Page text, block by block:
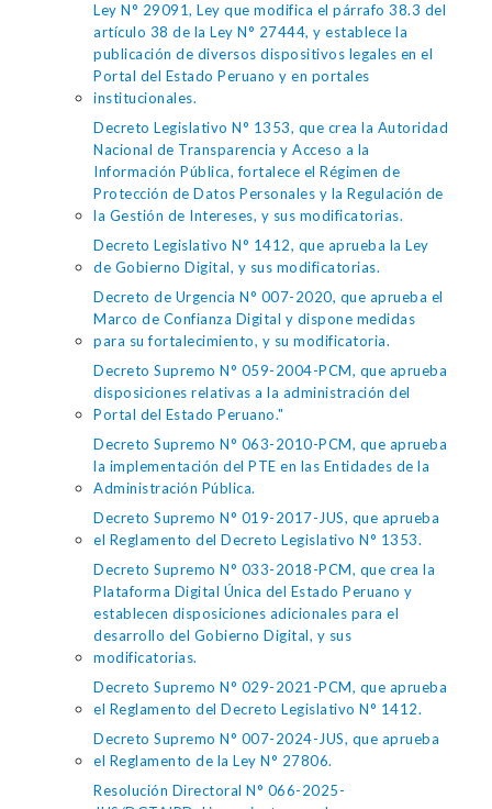
Ley N° 29091, Ley que modifica el párrafo 38.3 del
artículo 38 de la Ley N° 27444, y establece la
publicación de diversos dispositivos legales en el
Portal del Estado Peruano y en portales
institucionales.
Decreto Legislativo N° 1353, que crea la Autoridad
Nacional de Transparencia y Acceso a la
Información Pública, fortalece el Régimen de
Protección de Datos Personales y la Regulación de
la Gestión de Intereses, y sus modificatorias.
Decreto Legislativo N° 1412, que aprueba la Ley
de Gobierno Digital, y sus modificatorias.
Decreto de Urgencia N° 007-2020, que aprueba el
Marco de Confianza Digital y dispone medidas
para su fortalecimiento, y su modificatoria.
Decreto Supremo N° 059-2004-PCM, que aprueba
disposiciones relativas a la administración del
Portal del Estado Peruano."
Decreto Supremo N° 063-2010-PCM, que aprueba
la implementación del PTE en las Entidades de la
Administración Pública.
Decreto Supremo N° 019-2017-JUS, que aprueba
el Reglamento del Decreto Legislativo N° 1353.
Decreto Supremo N° 033-2018-PCM, que crea la
Plataforma Digital Única del Estado Peruano y
establecen disposiciones adicionales para el
desarrollo del Gobierno Digital, y sus
modificatorias.
Decreto Supremo N° 029-2021-PCM, que aprueba
el Reglamento del Decreto Legislativo N° 1412.
Decreto Supremo N° 007-2024-JUS, que aprueba
el Reglamento de la Ley N° 27806.
Resolución Directoral N° 066-2025-